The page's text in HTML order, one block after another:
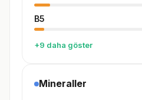
B5
+9 daha göster
Mineraller